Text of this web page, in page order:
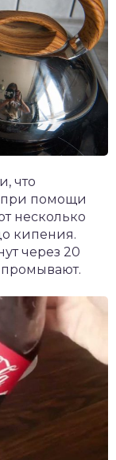
что
при помощи
несколько
кипения.
через 20